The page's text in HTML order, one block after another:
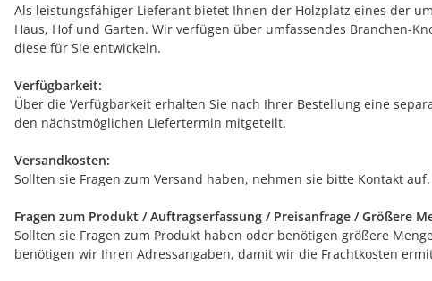
Als leistungsfähiger Lieferant bietet Ihnen der Holzplatz eines der
Haus, Hof und Garten. Wir verfügen über umfassendes Branchen-
diese für Sie entwickeln.
Verfügbarkeit:
Über die Verfügbarkeit erhalten Sie nach Ihrer Bestellung eine
den nächstmöglichen Liefertermin mitgeteilt.
Versandkosten:
Sollten sie Fragen zum Versand haben, nehmen sie bitte Kontakt
Fragen zum Produkt / Auftragserfassung / Preisanfrage / Größere
Sollten sie Fragen zum Produkt haben oder benötigen größere
benötigen wir Ihren Adressangaben, damit wir die Frachtkosten